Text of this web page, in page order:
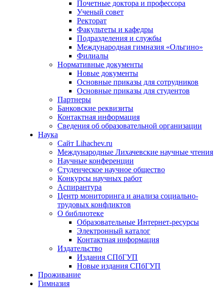
Почетные доктора и профессора
Ученый совет
Ректорат
Факультеты и кафедры
Подразделения и службы
Международная гимназия «Ольгино»
Филиалы
Нормативные документы
Новые документы
Основные приказы для сотрудников
Основные приказы для студентов
Партнеры
Банковские реквизиты
Контактная информация
Сведения об образовательной организации
Наука
Сайт Lihachev.ru
Международные Лихачевские научные чтения
Научные конференции
Студенческое научное общество
Конкурсы научных работ
Аспирантура
Центр мониторинга и анализа социально-
трудовых конфликтов
О библиотеке
Образовательные Интернет-ресурсы
Электронный каталог
Контактная информация
Издательство
Издания СПбГУП
Новые издания СПбГУП
Проживание
Гимназия